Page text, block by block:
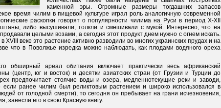
каменной эры. Огромные размеры тогдашних запасов
время чилим в пищевой культуре играл роль аналогичную современной
раскопки говорят о популярности чилима на Руси в период X-XII
либо высушивали, толкли и смешивали с мукой. Интересно, что на
целыми возами, а сегодня этот продукт днем нужно с огнем искать.
XVIII веке это растение активно разводили во многих украинских прудах и на
что в Поволжье изредка можно наблюдать, как плодами водяного ореха
обширный ареал обитания включает практически весь африканский
(центр, юг и восток) и десятки азиатских стран (от Грузии и Турции до
предпочитает стоячие воды и озера, медленнотекущие реки и заводи,
если ранее чилим был реликтовым растением и широко использовался в
от голодной смерти), то сегодня он пребывает на грани исчезновения,
занесли его в свою Красную книгу.